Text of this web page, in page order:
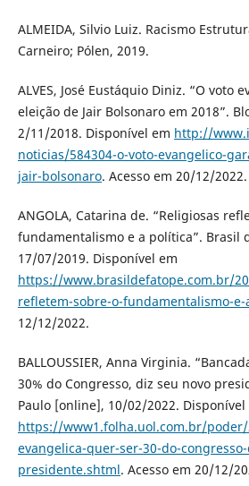
ALMEIDA, Silvio Luiz. Racismo
Carneiro; Pólen, 2019.
ALVES, José Eustáquio Diniz. “O voto
eleição de Jair Bolsonaro em 2018”.
2/11/2018. Disponível em http://
noticias/584304-o-voto-evangelico-
jair-bolsonaro. Acesso em 20/12/2022.
ANGOLA, Catarina de. “Religiosas
fundamentalismo e a política”. Brasil
17/07/2019. Disponível em
https://www.brasildefatope.com.br/
refletem-sobre-o-fundamentalismo-e-
12/12/2022.
BALLOUSSIER, Anna Virginia.
30% do Congresso, diz seu novo
Paulo [online], 10/02/2022. Disponível
https://www1.folha.uol.com.br/
evangelica-quer-ser-30-do-
presidente.shtml. Acesso em 20/12/